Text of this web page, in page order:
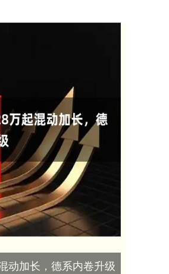
动加长，德系内卷升级